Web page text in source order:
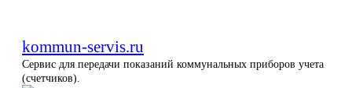
kommun-servis.ru
Сервис для передачи показаний коммунальных приборов учета
(счетчиков).